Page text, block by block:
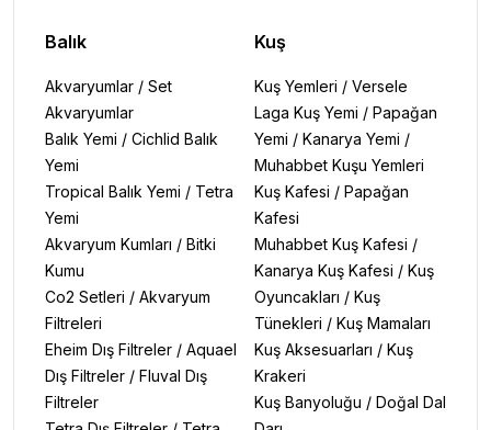
Balık
Akvaryumlar / Set
Akvaryumlar
Balık Yemi / Cichlid Balık
Yemi
Tropical Balık Yemi / Tetra
Yemi
Akvaryum Kumları / Bitki
Kumu
Co2 Setleri / Akvaryum
Filtreleri
Eheim Dış Filtreler / Aquael
Dış Filtreler / Fluval Dış
Filtreler
Kuş
Kuş Yemleri / Versele
Laga Kuş Yemi / Papağan
Yemi / Kanarya Yemi /
Muhabbet Kuşu Yemleri
Kuş Kafesi / Papağan
Kafesi
Muhabbet Kuş Kafesi /
Kanarya Kuş Kafesi / Kuş
Oyuncakları / Kuş
Tünekleri / Kuş Mamaları
Kuş Aksesuarları / Kuş
Krakeri
Kuş Banyoluğu / Doğal Dal